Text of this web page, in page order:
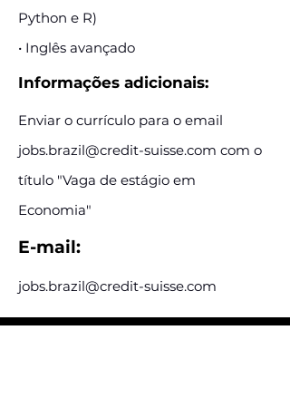
Python e R)
• Inglês avançado
Informações adicionais:
Enviar o currículo para o email
jobs.brazil@credit-suisse.com com o
título "Vaga de estágio em
Economia"
E-mail:
jobs.brazil@credit-suisse.com